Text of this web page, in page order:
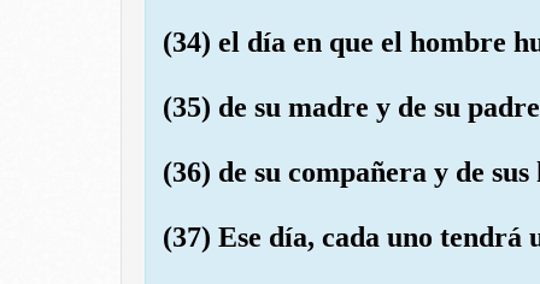
(34) el día en que el hombre
(35) de su madre y de su
(36) de su compañera y de sus
(37) Ese día, cada uno tendrá